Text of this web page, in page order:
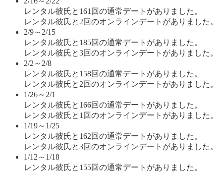
レンタル彼氏と161回の通常デートがありました。
レンタル彼氏と2回のオンラインデートがありました。
2/9～2/15
レンタル彼氏と185回の通常デートがありました。
レンタル彼氏と3回のオンラインデートがありました。
2/2～2/8
レンタル彼氏と158回の通常デートがありました。
レンタル彼氏と2回のオンラインデートがありました。
1/26～2/1
レンタル彼氏と166回の通常デートがありました。
レンタル彼氏と1回のオンラインデートがありました。
1/19～1/25
レンタル彼氏と162回の通常デートがありました。
レンタル彼氏と3回のオンラインデートがありました。
1/12～1/18
レンタル彼氏と155回の通常デートがありました。